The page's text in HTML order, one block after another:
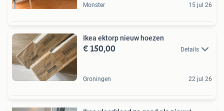
Monster 15 jul 26
Ikea ektorp nieuw hoezen
€ 150,00 Details
Groningen 22 jul 26